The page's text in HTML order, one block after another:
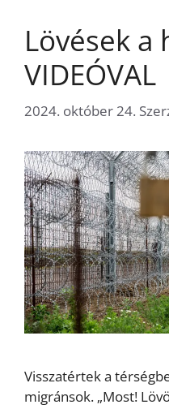
Lövések a
VIDEÓVAL
2024. október 24.
Visszatértek a
migránsok. „Most!